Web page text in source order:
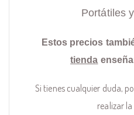
Portátiles
Estos precios
tienda
Si tienes cualquier duda,
realizar